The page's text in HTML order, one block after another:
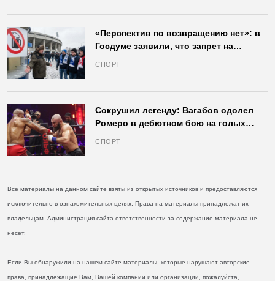
«Перспектив по возвращению нет»: в
Госдуме заявили, что запрет на
СПОРТ
Сокрушил легенду: Вагабов одолел
Ромеро в дебютном бою на голых
СПОРТ
Все материалы на данном сайте взяты из открытых источников и предоставляются
исключительно в ознакомительных целях. Права на материалы принадлежат их
владельцам. Администрация сайта ответственности за содержание материала не
несет.
Если Вы обнаружили на нашем сайте материалы, которые нарушают авторские
права, принадлежащие Вам, Вашей компании или организации, пожалуйста,